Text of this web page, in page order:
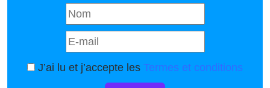
J’ai lu et j’accepte les Termes et conditions